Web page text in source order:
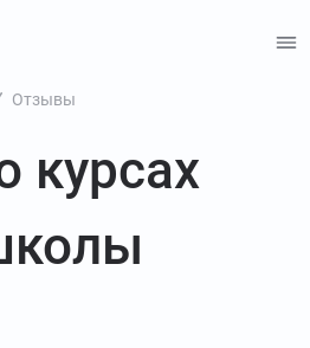
Отзывы
курсах